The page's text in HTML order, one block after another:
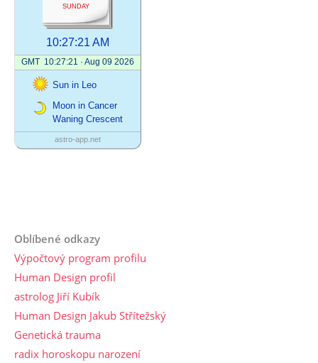
Oblíbené odkazy
Výpočtový program profilu
Human Design profil
astrolog Jiří Kubík
Human Design Jakub Střítežský
Genetická trauma
radix horoskopu narození